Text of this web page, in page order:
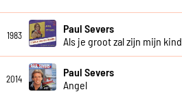
1983
Paul Severs
Als je groot zal zijn mijn kind
2014
Paul Severs
Angel